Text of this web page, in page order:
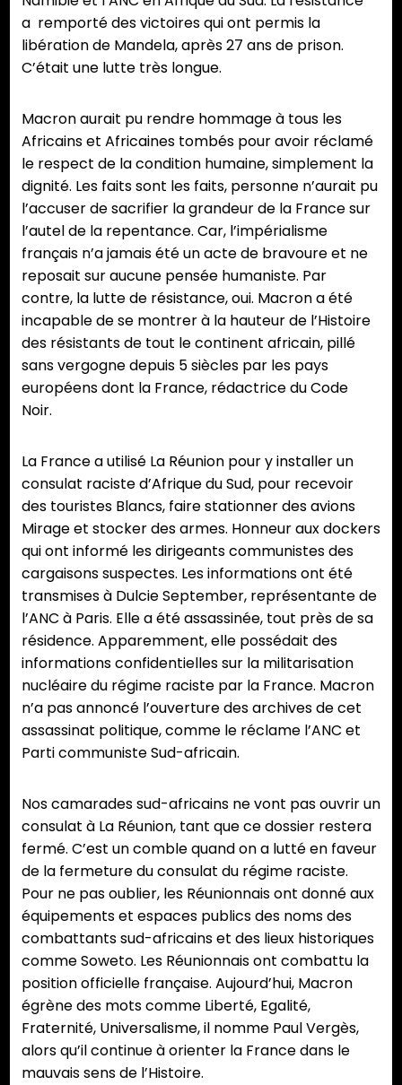
a remporté des victoires qui ont permis la
libération de Mandela, après 27 ans de prison.
C’était une lutte très longue.
Macron aurait pu rendre hommage à tous les
Africains et Africaines tombés pour avoir réclamé
le respect de la condition humaine, simplement la
dignité. Les faits sont les faits, personne n’aurait pu
l’accuser de sacrifier la grandeur de la France sur
l’autel de la repentance. Car, l’impérialisme
français n’a jamais été un acte de bravoure et ne
reposait sur aucune pensée humaniste. Par
contre, la lutte de résistance, oui. Macron a été
incapable de se montrer à la hauteur de l’Histoire
des résistants de tout le continent africain, pillé
sans vergogne depuis 5 siècles par les pays
européens dont la France, rédactrice du Code
Noir.
La France a utilisé La Réunion pour y installer un
consulat raciste d’Afrique du Sud, pour recevoir
des touristes Blancs, faire stationner des avions
Mirage et stocker des armes. Honneur aux dockers
qui ont informé les dirigeants communistes des
cargaisons suspectes. Les informations ont été
transmises à Dulcie September, représentante de
l’ANC à Paris. Elle a été assassinée, tout près de sa
résidence. Apparemment, elle possédait des
informations confidentielles sur la militarisation
nucléaire du régime raciste par la France. Macron
n’a pas annoncé l’ouverture des archives de cet
assassinat politique, comme le réclame l’ANC et
Parti communiste Sud-africain.
Nos camarades sud-africains ne vont pas ouvrir un
consulat à La Réunion, tant que ce dossier restera
fermé. C’est un comble quand on a lutté en faveur
de la fermeture du consulat du régime raciste.
Pour ne pas oublier, les Réunionnais ont donné aux
équipements et espaces publics des noms des
combattants sud-africains et des lieux historiques
comme Soweto. Les Réunionnais ont combattu la
position officielle française. Aujourd’hui, Macron
égrène des mots comme Liberté, Egalité,
Fraternité, Universalisme, il nomme Paul Vergès,
alors qu’il continue à orienter la France dans le
mauvais sens de l’Histoire.